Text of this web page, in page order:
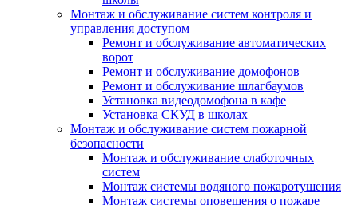
Монтаж и обслуживание систем контроля и
управления доступом
Ремонт и обслуживание автоматических
ворот
Ремонт и обслуживание домофонов
Ремонт и обслуживание шлагбаумов
Установка видеодомофона в кафе
Установка СКУД в школах
Монтаж и обслуживание систем пожарной
безопасности
Монтаж и обслуживание слаботочных
систем
Монтаж системы водяного пожаротушения
Монтаж системы оповещения о пожаре